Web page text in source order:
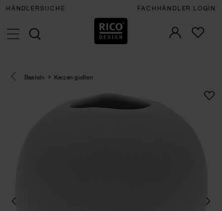
HÄNDLERSUCHE FACHHÄNDLER LOGIN
Eine Kategorie zurück navigieren
Basteln Kerzen gießen